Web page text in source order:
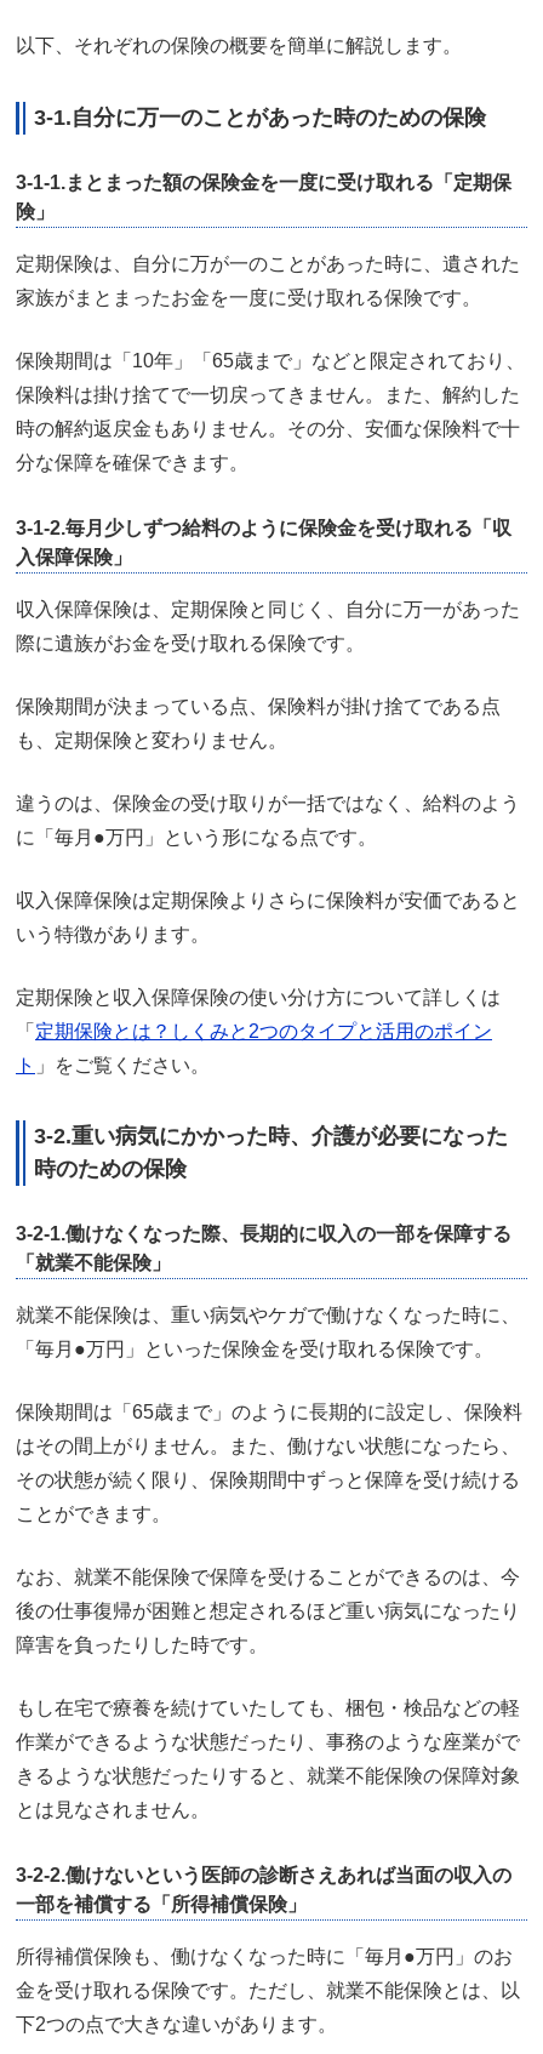
以下、それぞれの保険の概要を簡単に解説します。
3-1.自分に万一のことがあった時のための保険
3-1-1.まとまった額の保険金を一度に受け取れる「定期保
険」
定期保険は、自分に万が一のことがあった時に、遺された
家族がまとまったお金を一度に受け取れる保険です。
保険期間は「10年」「65歳まで」などと限定されており、
保険料は掛け捨てで一切戻ってきません。また、解約した
時の解約返戻金もありません。その分、安価な保険料で十
分な保障を確保できます。
3-1-2.毎月少しずつ給料のように保険金を受け取れる「収
入保障保険」
収入保障保険は、定期保険と同じく、自分に万一があった
際に遺族がお金を受け取れる保険です。
保険期間が決まっている点、保険料が掛け捨てである点
も、定期保険と変わりません。
違うのは、保険金の受け取りが一括ではなく、給料のよう
に「毎月●万円」という形になる点です。
収入保障保険は定期保険よりさらに保険料が安価であると
いう特徴があります。
定期保険と収入保障保険の使い分け方について詳しくは
「 定期保険とは？しくみと2つのタイプと活用のポイン
ト 」をご覧ください。
3-2.重い病気にかかった時、介護が必要になった
時のための保険
3-2-1.働けなくなった際、長期的に収入の一部を保障する
「就業不能保険」
就業不能保険は、重い病気やケガで働けなくなった時に、
「毎月●万円」といった保険金を受け取れる保険です。
保険期間は「65歳まで」のように長期的に設定し、保険料
はその間上がりません。また、働けない状態になったら、
その状態が続く限り、保険期間中ずっと保障を受け続ける
ことができます。
なお、就業不能保険で保障を受けることができるのは、今
後の仕事復帰が困難と想定されるほど重い病気になったり
障害を負ったりした時です。
もし在宅で療養を続けていたしても、梱包・検品などの軽
作業ができるような状態だったり、事務のような座業がで
きるような状態だったりすると、就業不能保険の保障対象
とは見なされません。
3-2-2.働けないという医師の診断さえあれば当面の収入の
一部を補償する「所得補償保険」
所得補償保険も、働けなくなった時に「毎月●万円」のお
金を受け取れる保険です。ただし、就業不能保険とは、以
下2つの点で大きな違いがあります。